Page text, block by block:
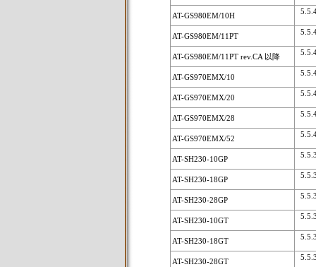
AT-GS980EM/10H
AT-GS980EM/11PT
AT-GS980EM/11PT rev.CA 以降
AT-GS970EMX/10
AT-GS970EMX/20
AT-GS970EMX/28
AT-GS970EMX/52
AT-SH230-10GP
AT-SH230-18GP
AT-SH230-28GP
AT-SH230-10GT
AT-SH230-18GT
AT-SH230-28GT